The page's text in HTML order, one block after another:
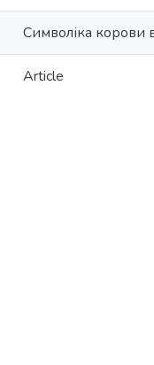
Символіка корови
Article